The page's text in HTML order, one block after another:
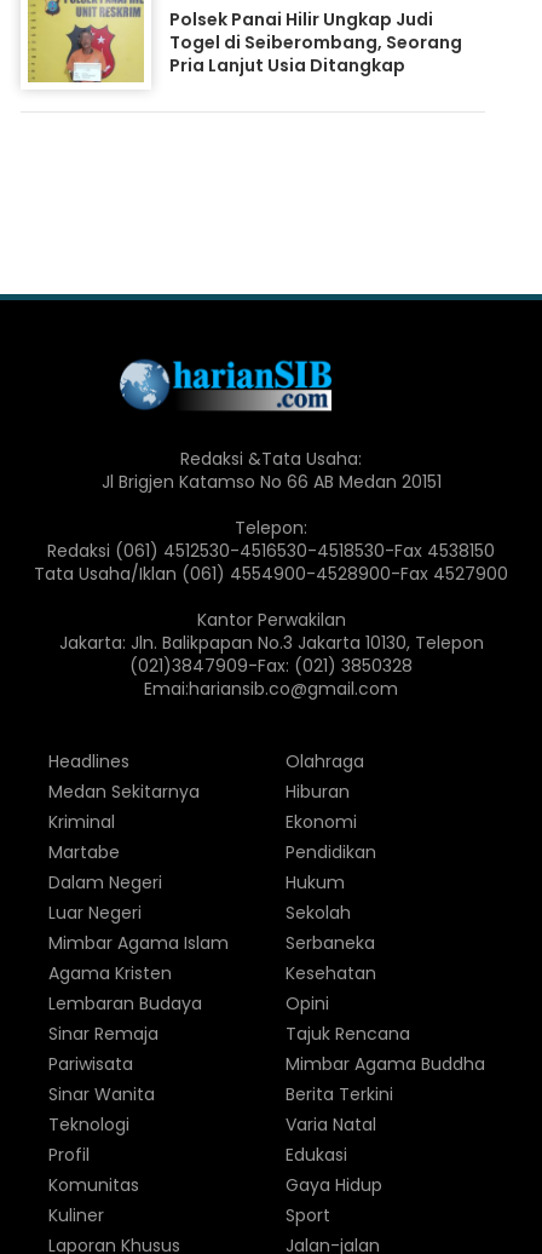
Polsek Panai Hilir Ungkap Judi
Togel di Seiberombang, Seorang
Pria Lanjut Usia Ditangkap
Redaksi &Tata Usaha:
Jl Brigjen Katamso No 66 AB Medan 20151
Telepon:
Redaksi (061) 4512530-4516530-4518530-Fax 4538150
Tata Usaha/Iklan (061) 4554900-4528900-Fax 4527900
Kantor Perwakilan
Jakarta: Jln. Balikpapan No.3 Jakarta 10130, Telepon
(021)3847909-Fax: (021) 3850328
Emai:hariansib.co@gmail.com
Headlines
Medan Sekitarnya
Kriminal
Martabe
Dalam Negeri
Luar Negeri
Olahraga
Hiburan
Ekonomi
Pendidikan
Hukum
Sekolah
Mimbar Agama Islam
Agama Kristen
Lembaran Budaya
Sinar Remaja
Pariwisata
Sinar Wanita
Serbaneka
Kesehatan
Opini
Tajuk Rencana
Mimbar Agama Buddha
Berita Terkini
Teknologi
Profil
Komunitas
Kuliner
Laporan Khusus
Varia Natal
Edukasi
Gaya Hidup
Sport
Jalan-jalan